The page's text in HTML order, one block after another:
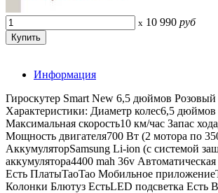
x 10 990 руб
Информация
Гироскутер Smart New 6,5 дюймов Розовый
Характеристики: Диаметр колес6,5
Максимальная скорость10 км/час Запас
Мощность двигателя700 Вт (2 мотора по
АккумуляторSamsung Li-ion (с системой
аккумулятора4400 mah 36v
Есть ПлатыTaoTao Мобильное
Колонки Блютуз ЕстьLED подсветка Есть